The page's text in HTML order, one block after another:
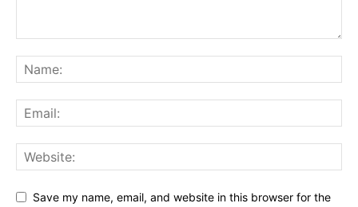
Save my name, email, and website in this browser for the